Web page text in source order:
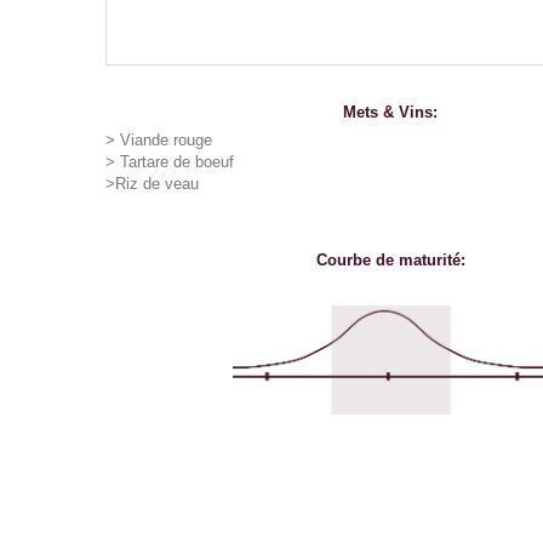
Mets & Vins:
> Viande rouge
> Tartare de boeuf
>Riz de veau
Courbe de maturité: